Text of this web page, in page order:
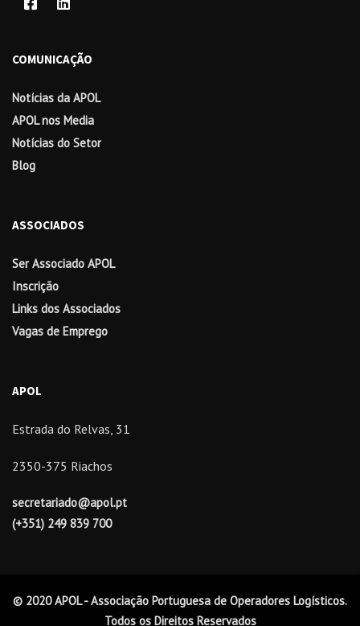
COMUNICAÇÃO
Notícias da APOL
APOL nos Media
Notícias do Setor
Blog
ASSOCIADOS
Ser Associado APOL
Inscrição
Links dos Associados
Vagas de Emprego
APOL
Estrada do Relvas, 31
2350-375 Riachos
secretariado@apol.pt
(+351) 249 839 700
© 2020 APOL - Associação Portuguesa de Operadores Logísticos.
Todos os Direitos Reservados